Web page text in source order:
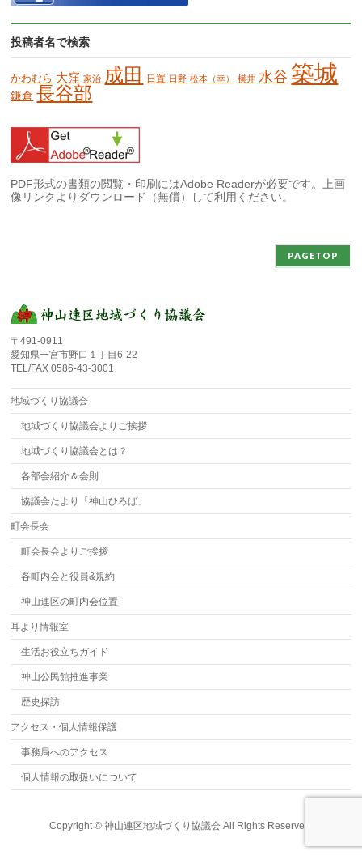
投稿者名で検索
かわむら 大窪 家治 成田 日置 日野 松本（幸） 横井 水谷 築城
鎌倉 長谷部
PDF形式の書類の閲覧・印刷にはAdobe Readerが必要です。上画
像リンクよりダウンロード（無償）して利用ください。
PAGETOP
〒491-0911
愛知県一宮市野口１丁目6-22
TEL/FAX 0586-43-3001
地域づくり協議会
地域づくり協議会よりご挨拶
地域づくり協議会とは？
各部会紹介＆会則
協議会たより「神山ひろば」
町会長会
町会長会よりご挨拶
各町内会と役員&規約
神山連区の町内会位置
耳より情報室
生活お役立ちガイド
神山公民館推進事業
歴史探訪
アクセス・個人情報保護
事務局へのアクセス
個人情報の取扱いについて
Copyright © 神山連区地域づくり協議会All Rights Reserved.